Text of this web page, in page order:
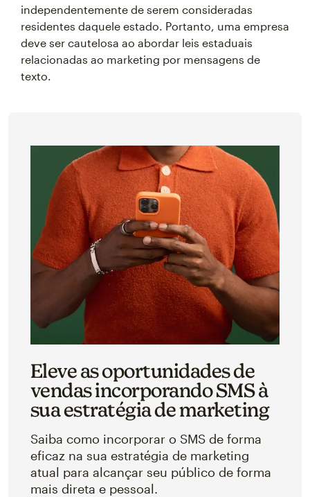
independentemente de serem consideradas
residentes daquele estado. Portanto, uma empresa
deve ser cautelosa ao abordar leis estaduais
relacionadas ao marketing por mensagens de
texto.
Eleve as oportunidades de
vendas incorporando SMS à
sua estratégia de marketing
Saiba como incorporar o SMS de forma
eficaz na sua estratégia de marketing
atual para alcançar seu público de forma
mais direta e pessoal.